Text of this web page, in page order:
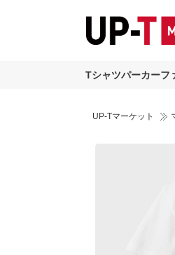
Tシャツパーカーフ
UP-Tマーケット